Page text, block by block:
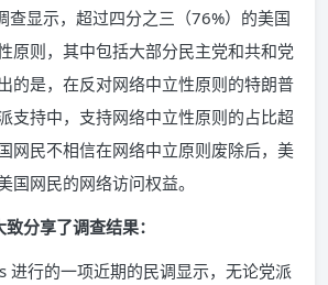
查显示，超过四分之三（76%）的美国
原则，其中包括大部分民主党和共和党
的是，在反对网络中立性原则的特朗普
支持中，支持网络中立性原则的占比超
网民不相信在网络中立原则废除后，美
国网民的网络访问权益。
分享了调查结果：
进行的一项近期的民调显示，无论党派